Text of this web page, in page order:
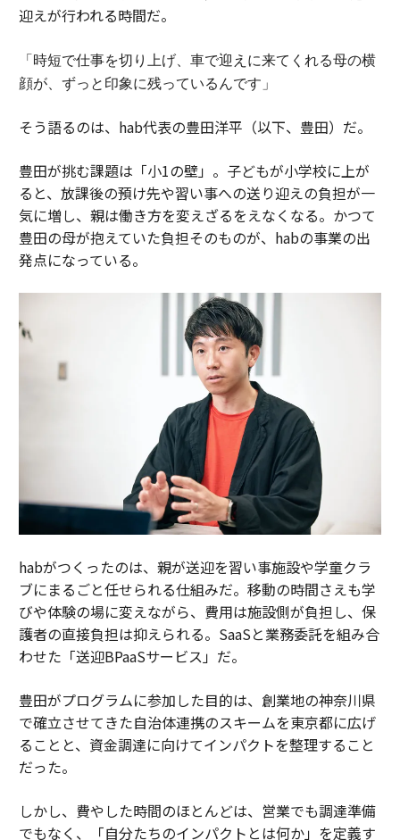
迎えが行われる時間だ。
「時短で仕事を切り上げ、車で迎えに来てくれる母の横
顔が、ずっと印象に残っているんです」
そう語るのは、hab代表の豊田洋平（以下、豊田）だ。
豊田が挑む課題は「小1の壁」。子どもが小学校に上が
ると、放課後の預け先や習い事への送り迎えの負担が一
気に増し、親は働き方を変えざるをえなくなる。かつて
豊田の母が抱えていた負担そのものが、habの事業の出
発点になっている。
habがつくったのは、親が送迎を習い事施設や学童クラ
ブにまるごと任せられる仕組みだ。移動の時間さえも学
びや体験の場に変えながら、費用は施設側が負担し、保
護者の直接負担は抑えられる。SaaSと業務委託を組み合
わせた「送迎BPaaSサービス」だ。
豊田がプログラムに参加した目的は、創業地の神奈川県
で確立させてきた自治体連携のスキームを東京都に広げ
ることと、資金調達に向けてインパクトを整理すること
だった。
しかし、費やした時間のほとんどは、営業でも調達準備
でもなく、「自分たちのインパクトとは何か」を定義す